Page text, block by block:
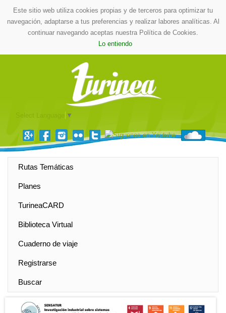
Este sitio web utiliza cookies propias y de terceros para optimizar tu
navegación, adaptarse a tus preferencias y realizar labores analíticas. Al
continuar navegando aceptas nuestra Política de Cookies.
Lo entiendo
▼
Rutas Temáticas
Planes
TurineaCARD
Biblioteca Virtual
Cuaderno de viaje
Registrarse
Buscar